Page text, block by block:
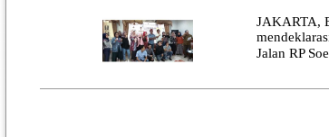
JAKARTA,
Jalan RP